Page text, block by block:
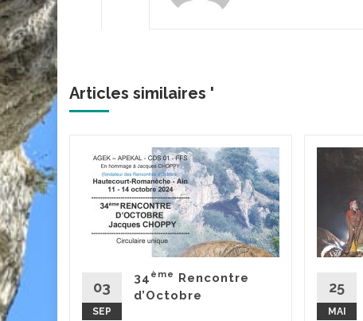
Articles similaires '
- 18
03
SEP
34 ème Rencontre
d’Octobre
25
MAI